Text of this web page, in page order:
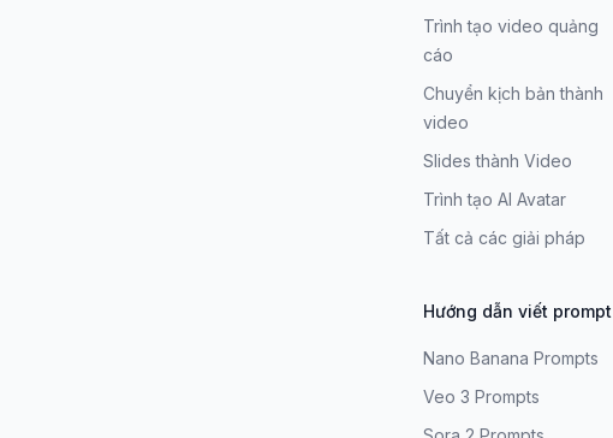
Trình tạo video quảng
cáo
Chuyển kịch bản thành
video
Slides thành Video
Trình tạo AI Avatar
Tất cả các giải pháp
Hướng dẫn viết prompt
Nano Banana Prompts
Veo 3 Prompts